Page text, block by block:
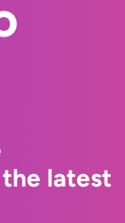
latest